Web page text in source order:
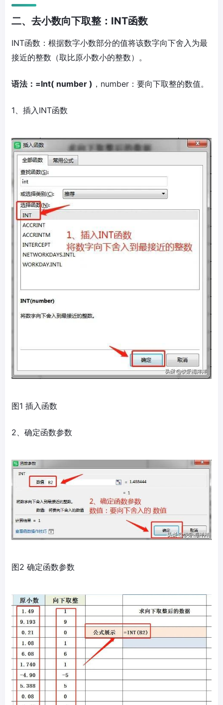
二、去小数向下取整：INT函数
INT函数：根据数字小数部分的值将该数字向下舍入为最
接近的整数（取比原小数小的整数）。
语法：=Int( number ) ，number：要向下取整的数值。
1、插入INT函数
图1 插入函数
2、确定函数参数
图2 确定函数参数